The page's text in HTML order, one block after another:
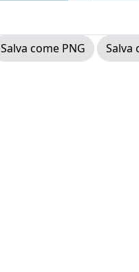
Salva come PNG
Salva